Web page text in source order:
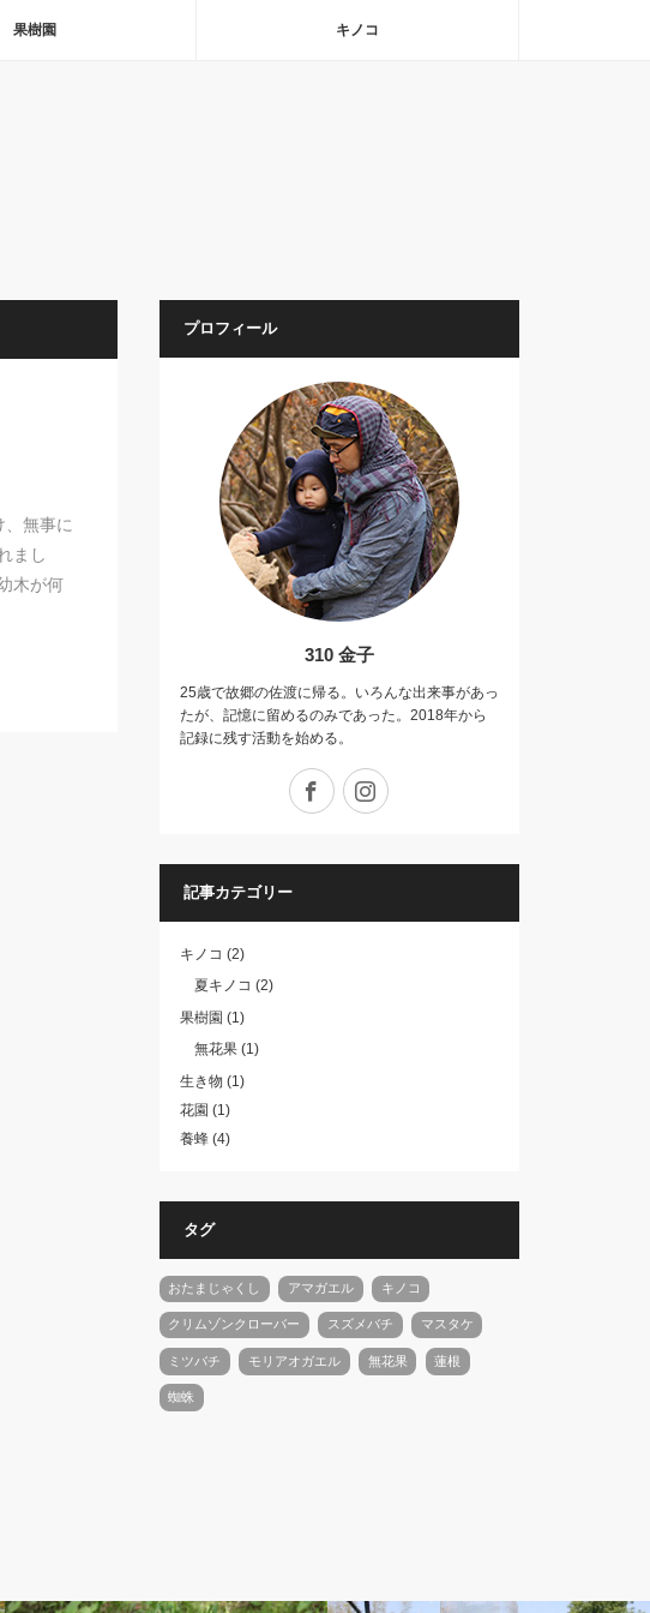
果樹園 キノコ
無事に
まし
木が何
プロフィール
310 金子
25歳で故郷の佐渡に帰る。いろんな出来事があっ
たが、記憶に留めるのみであった。2018年から
記録に残す活動を始める。
Facebook
記事カテゴリー
キノコ (2)
夏キノコ (2)
果樹園 (1)
無花果(1)
生き物 (1)
花園 (1)
養蜂(4)
タグ
おたまじゃくし アマガエル キノコ
クリムゾンクローバー スズメバチ マスタケ
ミツバチ モリアオガエル 無花果 蓮根
蜘蛛